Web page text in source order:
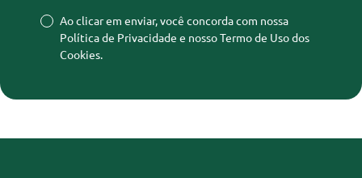
Ao clicar em enviar, você concorda com nossa
Política de Privacidade e nossoTermo de Uso dos
Cookies.